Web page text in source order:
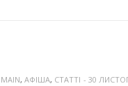
MAIN, АФІША, СТАТТІ - 30